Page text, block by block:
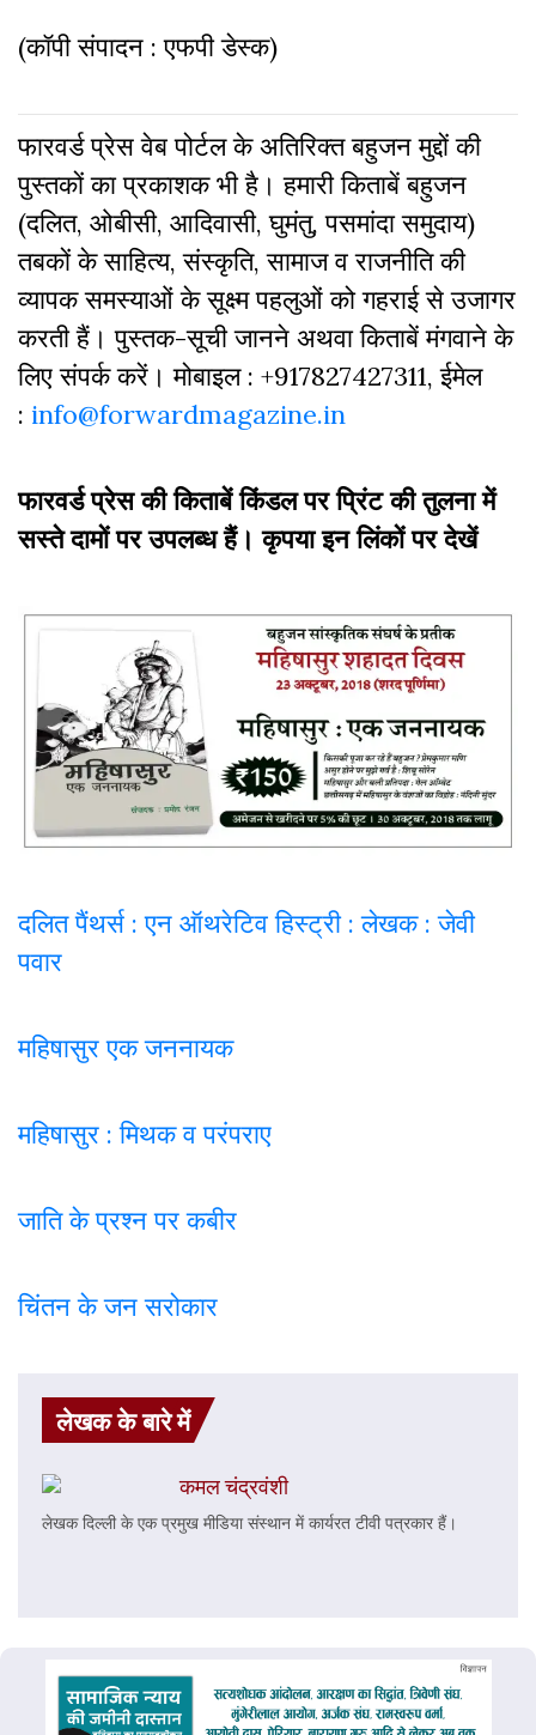
(कॉपी संपादन : एफपी डेस्क)
फारवर्ड प्रेस वेब पोर्टल के अतिरिक्‍त बहुजन मुद्दों की
पुस्‍तकों का प्रकाशक भी है। हमारी किताबें बहुजन
(दलित, ओबीसी, आदिवासी, घुमंतु, पसमांदा समुदाय)
तबकों के साहित्‍य, संस्कृति, सामाज व राजनीति की
व्‍यापक समस्‍याओं के सूक्ष्म पहलुओं को गहराई से उजागर
करती हैं। पुस्तक-सूची जानने अथवा किताबें मंगवाने के
लिए संपर्क करें। मोबाइल : +917827427311, ईमेल
: info@forwardmagazine.in
फारवर्ड प्रेस की किताबें किंडल पर प्रिंट की तुलना में
सस्ते दामों पर उपलब्ध हैं। कृपया इन लिंकों पर देखें
दलित पैंथर्स : एन ऑथरेटिव हिस्ट्री : लेखक : जेवी
पवार
महिषासुर एक जननायक
महिषासुर : मिथक व परंपराए
जाति के प्रश्न पर कबीर
चिंतन के जन सरोकार
लेखक के बारे में
कमल चंद्रवंशी
लेखक दिल्ली के एक प्रमुख मीडिया संस्थान में कार्यरत टीवी पत्रकार हैं।